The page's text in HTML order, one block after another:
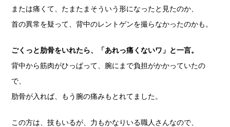
または痛くて、たまたまそういう形になったと見たのか、
首の異常を疑って、背中のレントゲンを撮らなかったのかも。
ごくっと肋骨をいれたら、「あれっ痛くないワ」と一言。
背中から筋肉がひっぱって、腕にまで負担がかかっていたの
で、
肋骨が入れば、もう腕の痛みもとれてました。
この方は、技もいるが、力もかなりいる職人さんなので、